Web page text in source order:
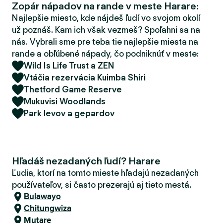
d
e
r
Zopár nápadov na rande v meste Harare:
Najlepšie miesto, kde nájdeš ľudí vo svojom okolí
už poznáš. Kam ich však vezmeš? Spoľahni sa na
nás. Vybrali sme pre teba tie najlepšie miesta na
rande a obľúbené nápady, čo podniknúť v meste:
Wild Is Life Trust a ZEN
Vtáčia rezervácia Kuimba Shiri
Thetford Game Reserve
Mukuvisi Woodlands
Park levov a gepardov
Hľadáš nezadaných ľudí? Harare
Ľudia, ktorí na tomto mieste hľadajú nezadaných
používateľov, si často prezerajú aj tieto mestá.
Bulawayo
Chitungwiza
Mutare